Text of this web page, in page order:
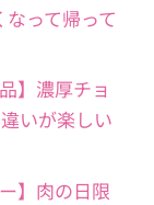
なって帰って
】濃厚チョ
いが楽しい
】肉の日限